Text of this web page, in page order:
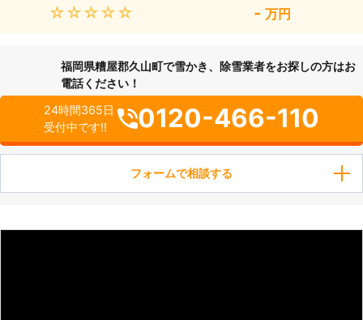
★★★★★ - 万円
福岡県糟屋郡久山町で雪かき、除雪業者をお探しの方はお
電話ください！
24時間365日
受付中です!!
0120-466-110
フォームで相談する